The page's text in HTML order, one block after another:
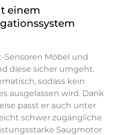
einem
Sensoren Möbel und
diese sicher umgeht.
sodass kein
ausgelassen wird. Dank
passt er auch unter
schwer zugängliche
Saugmotor